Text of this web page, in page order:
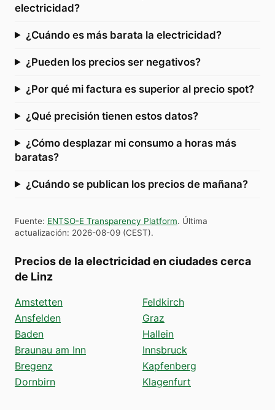
electricidad?
¿Cuándo es más barata la electricidad?
¿Pueden los precios ser negativos?
¿Por qué mi factura es superior al precio spot?
¿Qué precisión tienen estos datos?
¿Cómo desplazar mi consumo a horas más
baratas?
¿Cuándo se publican los precios de mañana?
Fuente: ENTSO-E Transparency Platform. Última
actualización: 2026-08-09 (CEST).
Precios de la electricidad en ciudades cerca
de Linz
Amstetten
Ansfelden
Baden
Braunau am Inn
Bregenz
Dornbirn
Feldkirch
Graz
Hallein
Innsbruck
Kapfenberg
Klagenfurt